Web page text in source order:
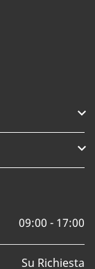


09:00 - 17:00
Su Richiesta